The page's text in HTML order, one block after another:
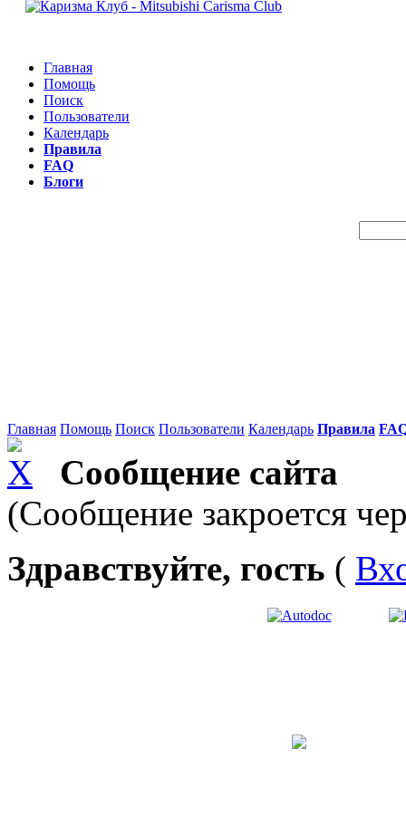
Главная
Помощь
Поиск
Пользователи
Календарь
Правила
FAQ
Блоги
Главная Помощь Поиск Пользователи Календарь Правила
Сообщение сайта
(Сообщение закроется
Здравствуйте, гость (